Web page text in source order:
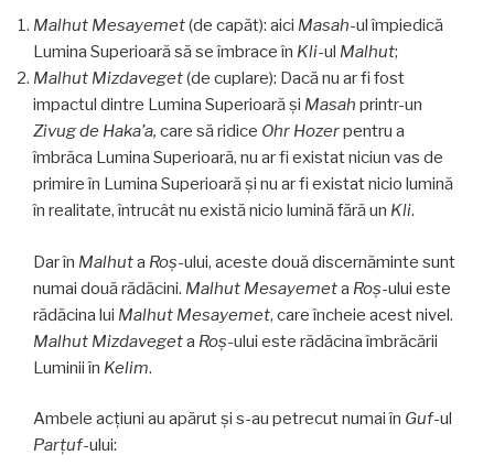
Malhut Mesayemet(de capăt): aici Masah-ul împiedică
Lumina Superioară să se îmbrace în Kli-ul Malhut;
Malhut Mizdaveget(de cuplare): Dacă nu ar fi fost
impactul dintre Lumina Superioară şi Masah printr-un
Zivug de Haka’a, care să ridice Ohr Hozerpentru a
îmbrăca Lumina Superioară, nu ar fi existat niciun vas de
primire în Lumina Superioară şi nu ar fi existat nicio lumină
în realitate, întrucât nu există nicio lumină fără un Kli.
Dar în Malhuta Roş-ului, aceste două discernăminte sunt
numai două rădăcini. Malhut Mesayemeta Roş-ului este
rădăcina lui Malhut Mesayemet, care încheie acest nivel.
Malhut Mizdavegeta Roş-ului este rădăcina îmbrăcării
Luminii în Kelim.
Ambele acțiuni au apărut şi s-au petrecut numai în Guf-ul
Parţuf-ului: